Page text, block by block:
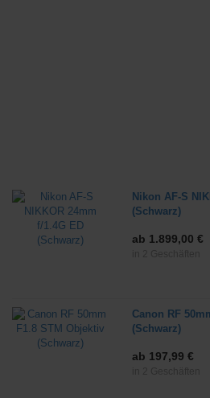
Nikon AF-S
(Schwarz)
ab 1.899,00 €
Canon RF
(Schwarz)
ab 197,99 €